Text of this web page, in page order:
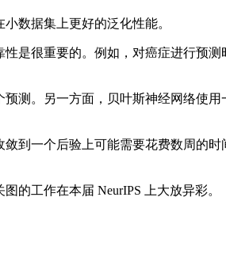
数据集上更好的泛化性能。
很重要的。例如，对癌症进行预测
。另一方面，贝叶斯神经网络使用
一个后验上可能需要花费数周的时
工作在本届 NeurIPS 上大放异彩。